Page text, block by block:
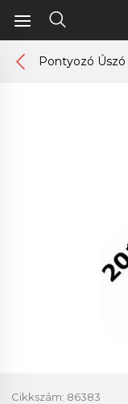
Pontyozó Úszó
Cikkszám: 86383